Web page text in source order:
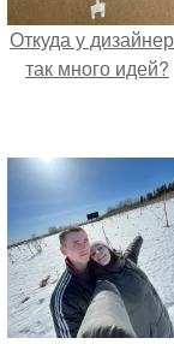
Откуда у
так много идей?